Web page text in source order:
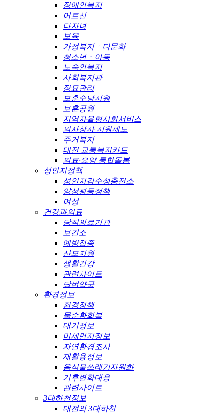
장애인복지
어르신
다자녀
보육
가정복지ㆍ다문화
청소년ㆍ아동
노숙인복지
사회복지관
장묘관리
보훈수당지원
보훈공원
지역자율형사회서비스
의사상자 지원제도
주거복지
대전 교통복지카드
의료·요양 통합돌봄
성인지정책
성인지감수성충전소
양성평등정책
여성
건강과의료
당직의료기관
보건소
예방접종
산모지원
생활건강
관련사이트
당번약국
환경정보
환경정책
물순환회복
대기정보
미세먼지정보
자연환경조사
재활용정보
음식물쓰레기자원화
기후변화대응
관련사이트
3대하천정보
대전의 3대하천